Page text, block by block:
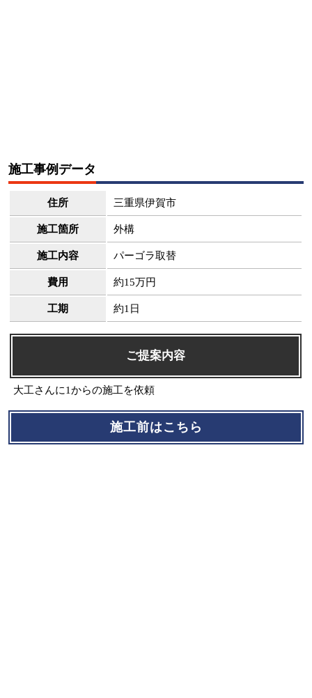
施工事例データ
住所 三重県伊賀市
施工箇所 外構
施工内容 パーゴラ取替
費用 約15万円
工期 約1日
ご提案内容
大工さんに1からの施工を依頼
施工前はこちら